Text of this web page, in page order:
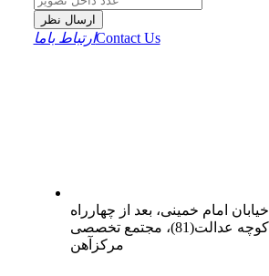
ارسال نظر
ارتباط باماContact Us
خیابان امام خمینی، بعد از چهارراه
شریف، نبش کوچه عدالت(81)، مجتمع تخصصی
مرکزآهن